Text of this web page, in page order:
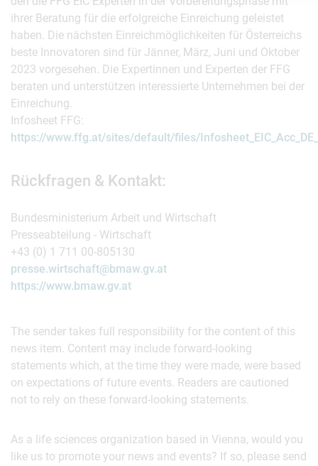
ihrer Beratung für die erfolgreiche Einreichung geleistet
haben. Die nächsten Einreichmöglichkeiten für Österreichs
beste Innovatoren sind für Jänner, März, Juni und Oktober
2023 vorgesehen. Die Expertinnen und Experten der FFG
beraten und unterstützen interessierte Unternehmen bei der
Einreichung.
Infosheet FFG:
https://www.ffg.at/sites/default/files/
Rückfragen & Kontakt:
Bundesministerium Arbeit und Wirtschaft
Presseabteilung - Wirtschaft
+43 (0) 1 711 00-805130
presse.wirtschaft@bmaw.gv.at
https://www.bmaw.gv.at
The sender takes full responsibility for the content of this
news item. Content may include forward-looking
statements which, at the time they were made, were based
on expectations of future events. Readers are cautioned
not to rely on these forward-looking statements.
As a life sciences organization based in Vienna, would you
like us to promote your news and events? If so, please send